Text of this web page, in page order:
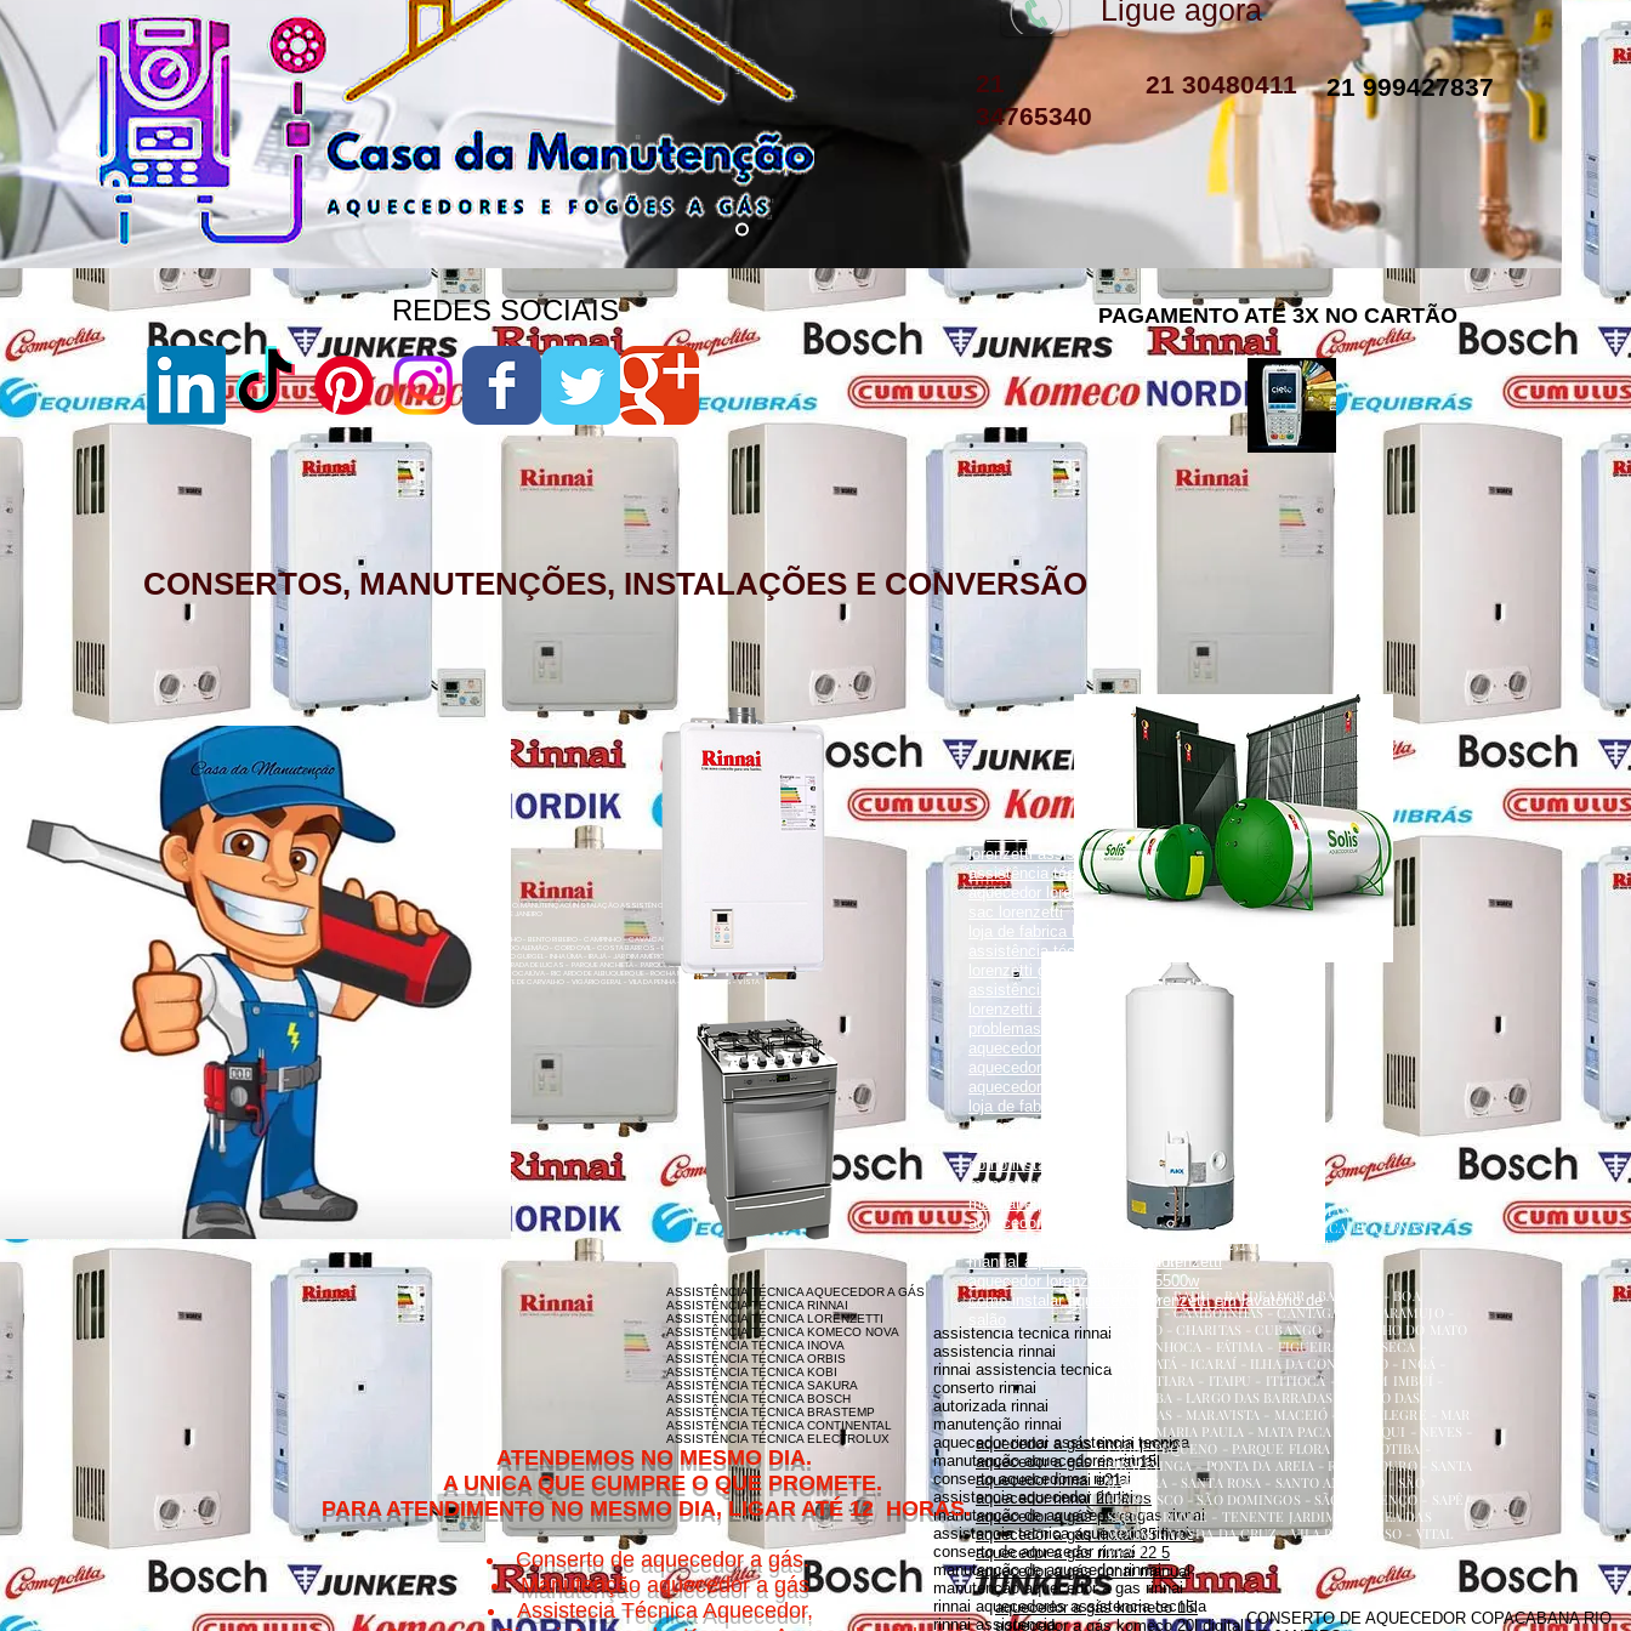
aquecedor a gás komeco 15l
aquecedor a gás komeco 20l digital
ASSISTÊNCIA TÉCNICA AQUECEDOR A GÁS
ASSISTÊNCIA TÉCNICA RINNAI
ASSISTÊNCIA TÉCNICA LORENZETTI
ASSISTÊNCIA TÉCNICA KOMECO NOVA
ASSISTÊNCIA TÉCNICA INOVA
ASSISTÊNCIA TÉCNICA ORBIS
ASSISTÊNCIA TÉCNICA KOBI
ASSISTÊNCIA TÉCNICA SAKURA
ASSISTÊNCIA TÉCNICA BOSCH
ASSISTÊNCIA TÉCNICA BRASTEMP
ASSISTÊNCIA TÉCNICA CONTINENTAL
ASSISTÊNCIA TÉCNICA ELECTROLUX
resistencia de boiler eletrico
resistencia eletrica boiler
resistencia para boiler preço
resistencia boiler komeco
aquecedor a gás rinnai preço
aquecedor a gás rinnai 15l
aquecedor rinnai e21
aquecedor rinnai 21 litros
aquecedor a gás preço
aquecedor a gás rinnai 35 litros
aquecedor a gás rinnai 22 5
aquecedor a gás rinnai manual
Ligue agora
21
34765340
21 30480411 21 999427837
CONSERTO DE AQUECEDOR COPACABANA RIO
assistencia tecnica rinnai
assistencia rinnai
rinnai assistencia tecnica
conserto rinnai
autorizada rinnai
manutenção rinnai
aquecedor rinnai assistencia tecnica
manutenção aquecedores rinnai
conserto aquecedores rinnai
assistencia aquecedor rinnai
manutenção de aquecedor a gas rinnai
assistencia tecnica aquecedor rinnai
conserto de aquecedor rinnai
manutenção de aquecedor rinnai
manutenção aquecedor a gas rinnai
rinnai aquecedores assistencia tecnica
rinnai assistencia
REDES SOCIAIS PAGAMENTO ATÉ 3X NO CARTÃO
CONSERTOS, MANUTENÇÕES, INSTALAÇÕES E CONVERSÃO
aquecedor lorenzetti vazando
lorenzetti assistência técnica
assistência técnica chuveiro lorenzetti rj
aquecedor lorenzetti não esquenta muito
sac lorenzetti
loja de fabrica lorenzetti
assistência técnica lorenzetti lapa
lorenzetti garantia
assistência técnica chuveiro lorenzetti rj
lorenzetti assistência técnica
problemas com aquecedor a gás lorenzetti
aquecedor lorenzetti manual
aquecedor a gás lorenzetti
aquecedor a gás lorenzetti 15l
loja de fabrica lorenzetti
lorenzetti garantia
como instalar aquecedor versátil lorenzetti
como instalar aquecedor lorenzetti em torneira
monocomando
manual aquecedor lorenzetti
aquecedor lorenzetti 110v
aquecedor lorenzetti água da rua
manual aquecedor versátil lorenzetti
aquecedor lorenzetti 220v 5500w
como instalar aquecedor lorenzetti em lavatório de
salão
AQUECEDOR A GÁS , CONSERTO, MANUTENÇÃO, INSTALAÇÃO ASSISTÊNCIA TÉCNICA RUA PORTO FELIZ 371
LOJA A HONORIO GURGEL RIO DE JANEIRO
ZONA NORTE
ACARÍ - ANCHIETA - BARROS FILHO - BENTO RIBEIRO - CAMPINHO - CAVALCANTI - CASCADURA - COELHO
NETO - COLÉGIO - COMPLEXO DO ALEMÃO - CORDOVIL - COSTA BARROS - ENGENHO LEAL - ENGENHO DA
RAINHA - GUADALUPE - HONÓRIO GURGEL - INHAÚMA - IRAJÁ - JARDIM AMÉRICA - MADUREIRA - MARECHAL
HERMES - OSVALDO CRUZ - PARADA DE LUCAS - PARQUE ANCHIETA - PARQUE COLÚMBIA - PAVUNA - PENHA
- PENHA CIRCULAR - QUINTINO BOCAIÚVA - RICARDO DE ALBUQUERQUE - ROCHA MIRANDA - TOMÁS COELHO
- TURIAÇÚ - VAZ LOBO - VICENTE DE CARVALHO - VIGÁRIO GERAL - VILA DA PENHA - VILA KOSMOS - VISTA
ALEGRE
AQUECEDOR A GÁS, CONSERTO,
MANUTENÇÃO, INSTALAÇÃO, ASSISTÊNCIA
TÉCNICA RINNAI RUA BARATA RIBEIRO 232
COPACABANA RIO DE JANEIRO
BAIRROS DE ATENDIMENTO RJ
ZONA SUL
BOTAFOGO - CATETE - COPACABANA -
COSME VELHO - FLAMENGO - GÁVEA -
HUMAITÁ - IPANEMA - JARDIM BOTÂNICO -
LAGOA - LARANJEIRAS - LEBLON - LEME -
ROCINHA - SÃO CONRADO - URCA
AQUECEDOR A GÁS, CONSERTO, MANUTENÇÃO,
INSTALAÇÃO, ASSISTÊNCIA TÉCNICA RUA ERNANI
AMARAL PEIXOTO 252 CENTRO NITERÓI
NITERÓI RJ
ATALAIA - BADU - BALDEADOR - BARRETO - BOA
VIAGEM - CAMBOINHAS - CANTAGALO - CARAMUJO -
CENTRO - CHARITAS - CUBANGO - ENGENHO DO MATO
- ENGENHOCA - FÁTIMA - FIGUEIRA - FONSECA -
GRAGOATÁ - ICARAÍ - ILHA DA CONCEIÇÃO - INGÁ -
ITACOATIARA - ITAIPU - ITITIOCA - JARDIM IMBUÍ -
JURUJUBA - LARGO DAS BARRADAS - LARGO DAS
BATALHAS - MARAVISTA - MACEIÓ - MAR ALEGRE - MAR
AZUL - MARIA PAULA - MATA PACA - MURIQUI - NEVES -
PADRE PEQUENO - PARQUE FLORA - PENDOTIBA -
PIRATININGA - PONTA DA AREIA - RIO DO OURO - SANTA
BÁRBARA - SANTA ROSA - SANTO ANTÔNIO - SÃO
FRANCISCO - SÃO DOMINGOS - SÃO LOURENÇO - SAPÊ -
SERRA GRANDE - TENENTE JARDIM - VARZEA DAS
MOÇAS - VENDA DA CRUZ - VILA PROGRESSO - VITAL
BRASIL
ATENDEMOS NO MESMO DIA.
A UNICA QUE CUMPRE O QUE PROMETE.
PARA ATENDIMENTO NO MESMO DIA, LIGAR ATÉ 12 HORAS.
Conserto de aquecedor a gás.
Manutenção aquecedor a gás
Assistecia Técnica Aquecedor,